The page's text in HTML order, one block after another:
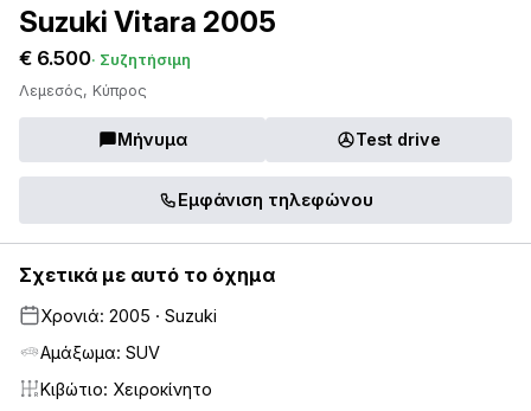
Suzuki Vitara 2005
€ 6.500· Συζητήσιμη
Λεμεσός, Κύπρος
Μήνυμα Test drive
Εμφάνιση τηλεφώνου
Σχετικά με αυτό το όχημα
Χρονιά: 2005 · Suzuki
Αμάξωμα: SUV
Κιβώτιο: Χειροκίνητο